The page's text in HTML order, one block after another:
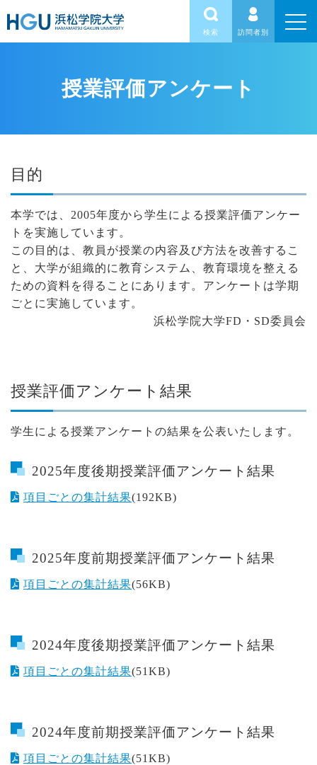
検索 訪問者別
授業評価アンケート
目的
本学では、2005年度から学生による授業評価アンケー
トを実施しています。
この目的は、教員が授業の内容及び方法を改善するこ
と、大学が組織的に教育システム、教育環境を整える
ための資料を得ることにあります。アンケートは学期
ごとに実施しています。
浜松学院大学FD・SD委員会
授業評価アンケート結果
学生による授業アンケートの結果を公表いたします。
2025年度後期授業評価アンケート結果
項目ごとの集計結果(192KB)
2025年度前期授業評価アンケート結果
項目ごとの集計結果(56KB)
2024年度後期授業評価アンケート結果
項目ごとの集計結果(51KB)
2024年度前期授業評価アンケート結果
項目ごとの集計結果(51KB)